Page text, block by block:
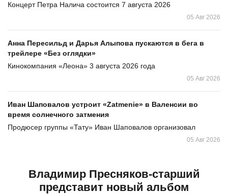
Концерт Петра Налича состоится 7 августа 2026
05 Авг 2026
Анна Пересильд и Дарья Алыпова пускаются в бега в
трейлере «Без оглядки»
Кинокомпания «Леона» 3 августа 2026 года
05 Авг 2026
Иван Шаповалов устроит «Zatmenie» в Валенсии во
время солнечного затмения
Продюсер группы «Тату» Иван Шаповалов организовал
05 Авг 2026
Владимир Пресняков-старший
представит новый альбом